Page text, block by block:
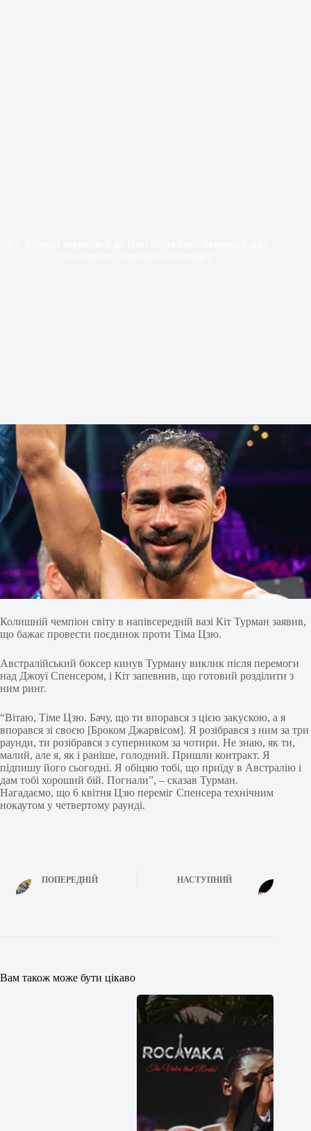
Колишній чемпіон світу в напівсередній вазі Кіт Турман заявив,
що бажає провести поєдинок проти Тіма Цзю.
Австралійський боксер кинув Турману виклик після перемоги
над Джоуї Спенсером, і Кіт запевнив, що готовий розділити з
ним ринг.
“Вітаю, Тіме Цзю. Бачу, що ти впорався з цією закускою, а я
впорався зі своєю [Броком Джарвісом]. Я розібрався з ним за три
раунди, ти розібрався з суперником за чотири. Не знаю, як ти,
малий, але я, як і раніше, голодний. Пришли контракт. Я
підпишу його сьогодні. Я обіцяю тобі, що приїду в Австралію і
дам тобі хороший бій. Погнали”, – сказав Турман.
Нагадаємо, що 6 квітня Цзю переміг Спенсера технічним
нокаутом у четвертому раунді.
ПОПЕРЕДНІЙ НАСТУПНИЙ
Вам також може бути цікаво